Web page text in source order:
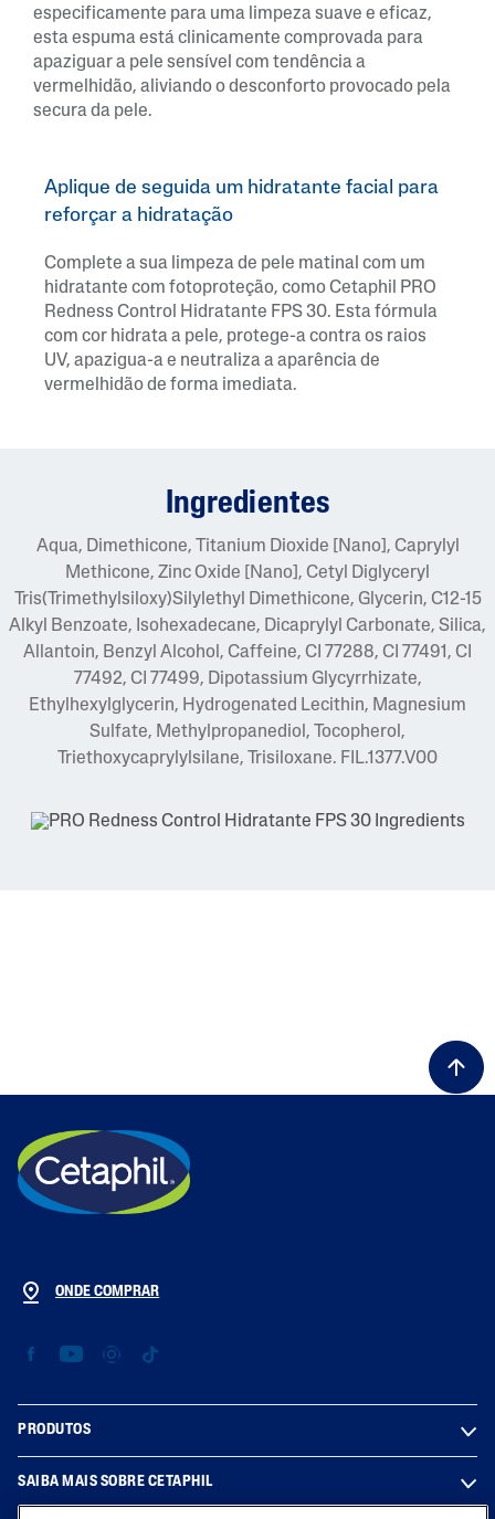
especificamente para uma limpeza suave e eficaz,
esta espuma está clinicamente comprovada para
apaziguar a pele sensível com tendência a
vermelhidão, aliviando o desconforto provocado pela
secura da pele.
Aplique de seguida um hidratante facial para
reforçar a hidratação
Complete a sua limpeza de pele matinal com um
hidratante com fotoproteção, como Cetaphil PRO
Redness Control Hidratante FPS 30. Esta fórmula
com cor hidrata a pele, protege-a contra os raios
UV, apazigua-a e neutraliza a aparência de
vermelhidão de forma imediata.
Ingredientes
Aqua, Dimethicone, Titanium Dioxide [Nano], Caprylyl
Methicone, Zinc Oxide [Nano], Cetyl Diglyceryl
Tris(Trimethylsiloxy)Silylethyl Dimethicone, Glycerin, C12-15
Alkyl Benzoate, Isohexadecane, Dicaprylyl Carbonate, Silica,
Allantoin, Benzyl Alcohol, Caffeine, CI 77288, CI 77491, CI
77492, CI 77499, Dipotassium Glycyrrhizate,
Ethylhexylglycerin, Hydrogenated Lecithin, Magnesium
Sulfate, Methylpropanediol, Tocopherol,
Triethoxycaprylylsilane, Trisiloxane. FIL.1377.V00
ONDE COMPRAR
PRODUTOS
SAIBA MAIS SOBRE CETAPHIL